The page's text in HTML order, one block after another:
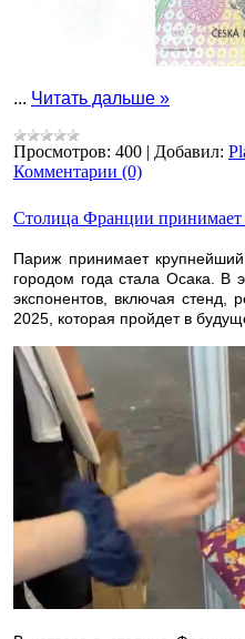
... Читать дальше »
Просмотров: 400 | Добавил:
Комментарии (0)
Столица Франции принимает
Париж принимает
городом года стала Осака. В
экспонентов, включая стенд,
2025, которая пройдет в